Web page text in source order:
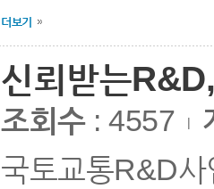
더보기
신뢰받는
조회수: 4557 |
국토교통R&D